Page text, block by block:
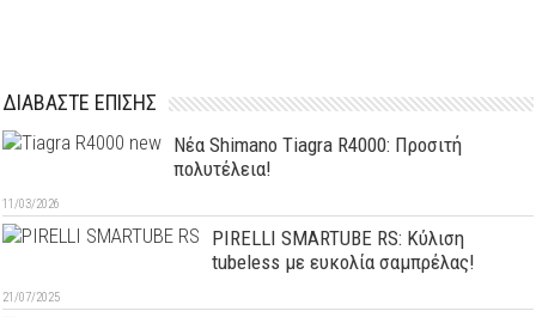
ΔΙΑΒΑΣΤΕ ΕΠΙΣΗΣ
Νέα Shimano Tiagra R4000: Προσιτή
πολυτέλεια!
11/03/2026
PIRELLI SMARTUBE RS: Κύλιση
tubeless με ευκολία σαμπρέλας!
21/07/2025